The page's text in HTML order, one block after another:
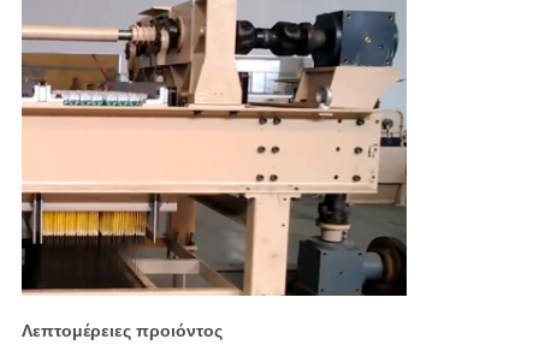
Λεπτομέρειες προιόντος